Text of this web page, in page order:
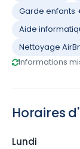
Garde enfants
Aide
Nettoyage
Informations
Horaires
Lundi